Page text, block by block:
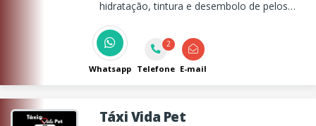
hidratação, tintura e desembolo de pelos
profissional, seguro e focado no bem-estar
do seu pet.
Whatsapp
2
Telefone E-mail
Táxi Vida Pet